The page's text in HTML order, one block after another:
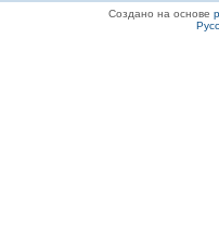
Создано на основе